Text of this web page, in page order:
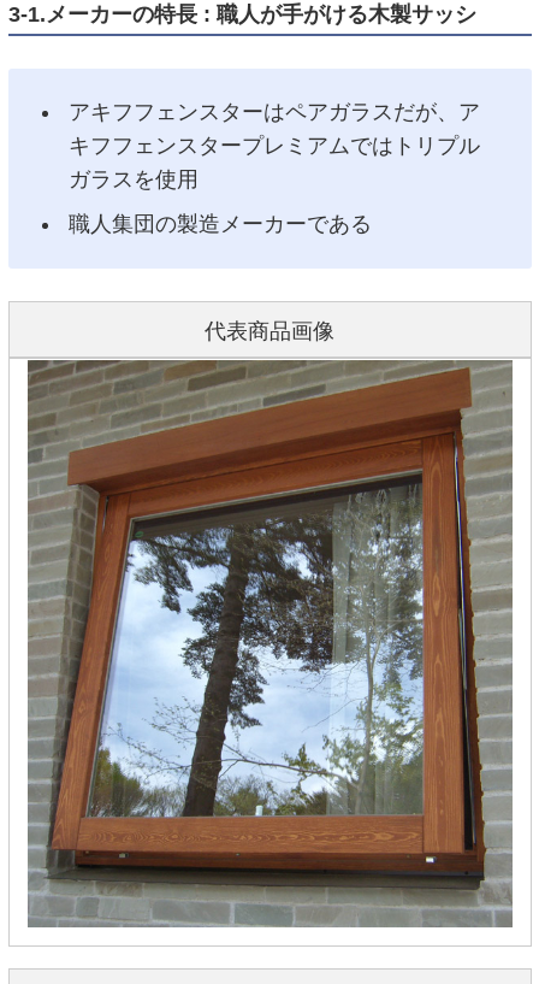
3-1.メーカーの特長 : 職人が手がける木製サッシ
アキフフェンスターはペアガラスだが、ア
キフフェンスタープレミアムではトリプル
ガラスを使用
職人集団の製造メーカーである
代表商品画像